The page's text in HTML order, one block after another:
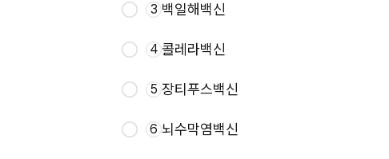
3 백일해백신
4 콜레라백신
5 장티푸스백신
6 뇌수막염백신